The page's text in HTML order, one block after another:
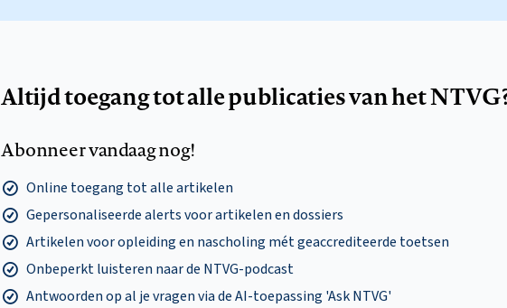
Altijd toegang tot alle publicaties van het
Abonneer vandaag nog!
Online toegang tot alle artikelen
Gepersonaliseerde alerts voor artikelen en dossiers
Artikelen voor opleiding en nascholing mét geaccrediteerde toetsen
Onbeperkt luisteren naar de NTVG-podcast
Antwoorden op al je vragen via de AI-toepassing 'Ask NTVG'